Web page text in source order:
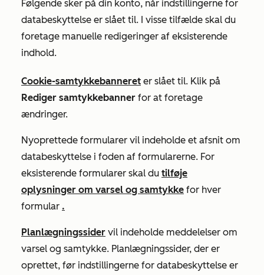
Følgende sker på din konto, når indstillingerne for
databeskyttelse er slået til. I visse tilfælde skal du
foretage manuelle redigeringer af eksisterende
indhold.
Cookie-samtykkebanneret er slået til. Klik på
Rediger samtykkebanner for at foretage
ændringer.
Nyoprettede formularer vil indeholde et afsnit om
databeskyttelse i foden af formularerne. For
eksisterende formularer skal du tilføje
oplysninger om varsel og samtykke for hver
formular .
Planlægningssider vil indeholde meddelelser om
varsel og samtykke. Planlægningssider, der er
oprettet, før indstillingerne for databeskyttelse er